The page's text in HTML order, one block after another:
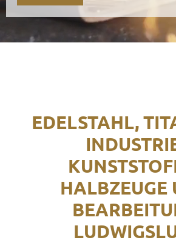
EDELSTAHL,
HALBZEUGE